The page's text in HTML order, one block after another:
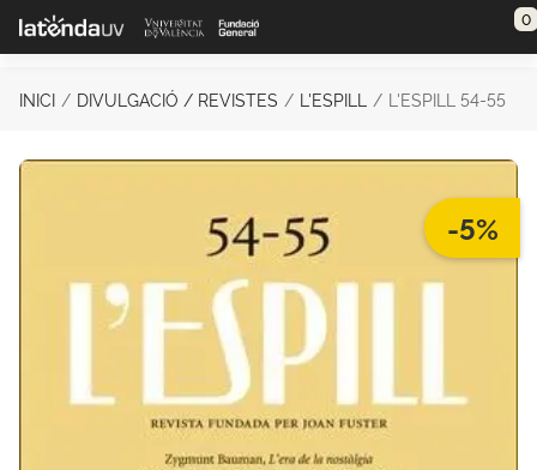
Saltar al contenido principal 0
INICI DIVULGACIÓ / REVISTES L'ESPILL L'ESPILL 54-55
-5%